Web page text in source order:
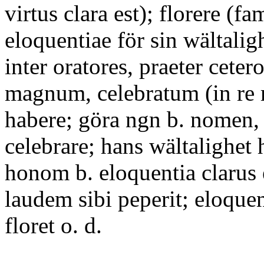
virtus clara est); florere
eloquentiae för sin
inter oratores, praeter
magnum, celebratum (in
habere; göra ngn b.
celebrare; hans wältalighet
honom b. eloquentia clarus
laudem sibi peperit;
floret o. d.